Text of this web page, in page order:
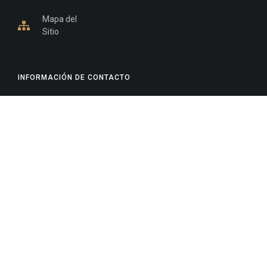
INFORMACIÓN DE CONTACTO
Mapa del
Sitio